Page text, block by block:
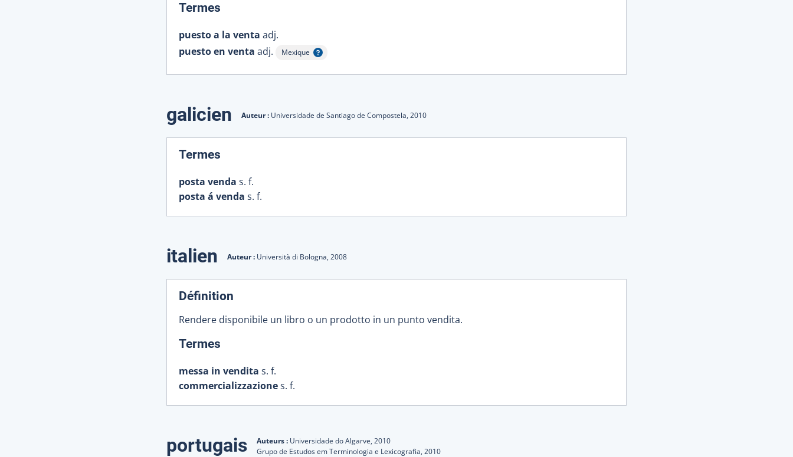
Termes
puesto a la venta adj.
puesto en venta adj. Mexique
Afficher l'infobulle
galicien Auteur : Universidade de Santiago de Compostela, 2010
Termes
posta venda s. f.
posta á venda s. f.
italien Auteur : Università di Bologna, 2008
Définition
Rendere disponibile un libro o un prodotto in un punto vendita.
Termes
messa in vendita s. f.
commercializzaziones. f.
portugais Auteurs : Universidade do Algarve, 2010
Grupo de Estudos em Terminologia e Lexicografia, 2010